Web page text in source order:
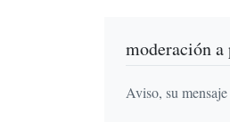
moderación
Aviso, su